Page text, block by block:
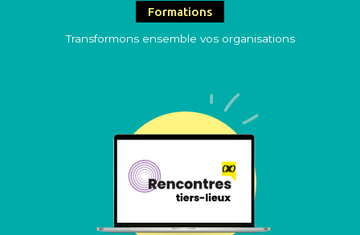
Formations
Transformons ensemble vos organisations